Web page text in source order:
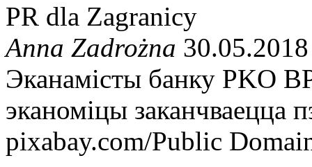
PR dla Zagranicy
Anna Zadrożna
Эканамісты банку PKO
эканоміцы заканчваецца
pixabay.com/Public